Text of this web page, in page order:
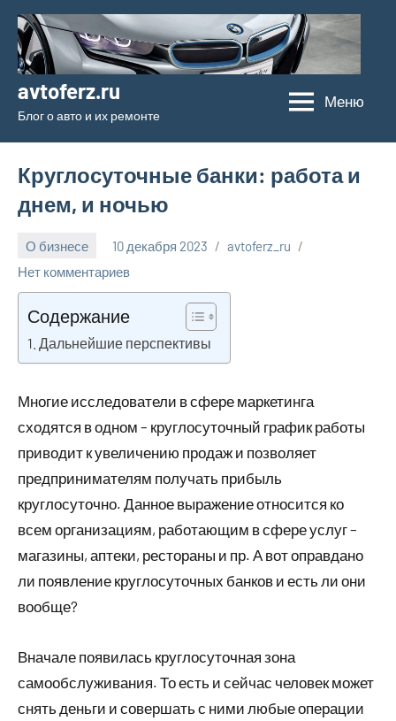
Перейти
содержимому
avtoferz.ru
Блог о авто и их ремонте
Меню
Круглосуточные банки: работа и
днем, и ночью
О бизнесе 10 декабря 2023
avtoferz_ru
Нет комментариев
Содержание
Дальнейшие перспективы
Многие исследователи в сфере маркетинга
сходятся в одном – круглосуточный график работы
приводит к увеличению продаж и позволяет
предпринимателям получать прибыль
круглосуточно. Данное выражение относится ко
всем организациям, работающим в сфере услуг –
магазины, аптеки, рестораны и пр. А вот оправдано
ли появление круглосуточных банков и есть ли они
вообще?
Вначале появилась круглосуточная зона
самообслуживания. То есть и сейчас человек может
снять деньги и совершать с ними любые операции